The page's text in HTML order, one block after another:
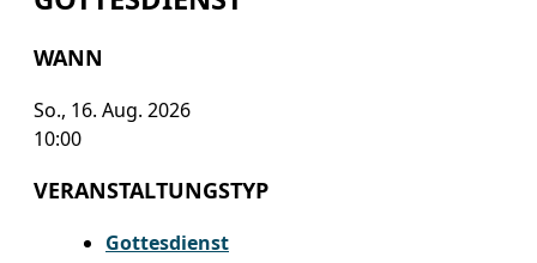
WANN
So., 16. Aug. 2026
10:00
VERANSTALTUNGSTYP
Gottesdienst